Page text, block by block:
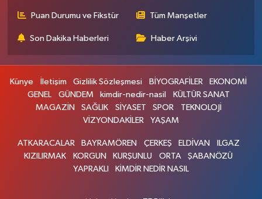
Puan Durumu ve Fikstür Tüm Manşetler
Son Dakika Haberleri Haber Arşivi
Künye İletişim Gizlilik Sözleşmesi BİYOGRAFİLER
EKONOMİ
GENEL
GÜNDEM kimdir-nedir-nasil
KÜLTÜR SANAT
MAGAZİN
SAĞLIK SİYASET SPOR
TEKNOLOJİ
VİZYONDAKİLER
YAŞAM
ATKARACALAR BAYRAMÖREN ÇERKEŞ ELDİVAN
ILGAZ
KIZILIRMAK
KORGUN KURŞUNLU ORTA
ŞABANÖZÜ
YAPRAKLI
KİMDİR NEDİR NASIL